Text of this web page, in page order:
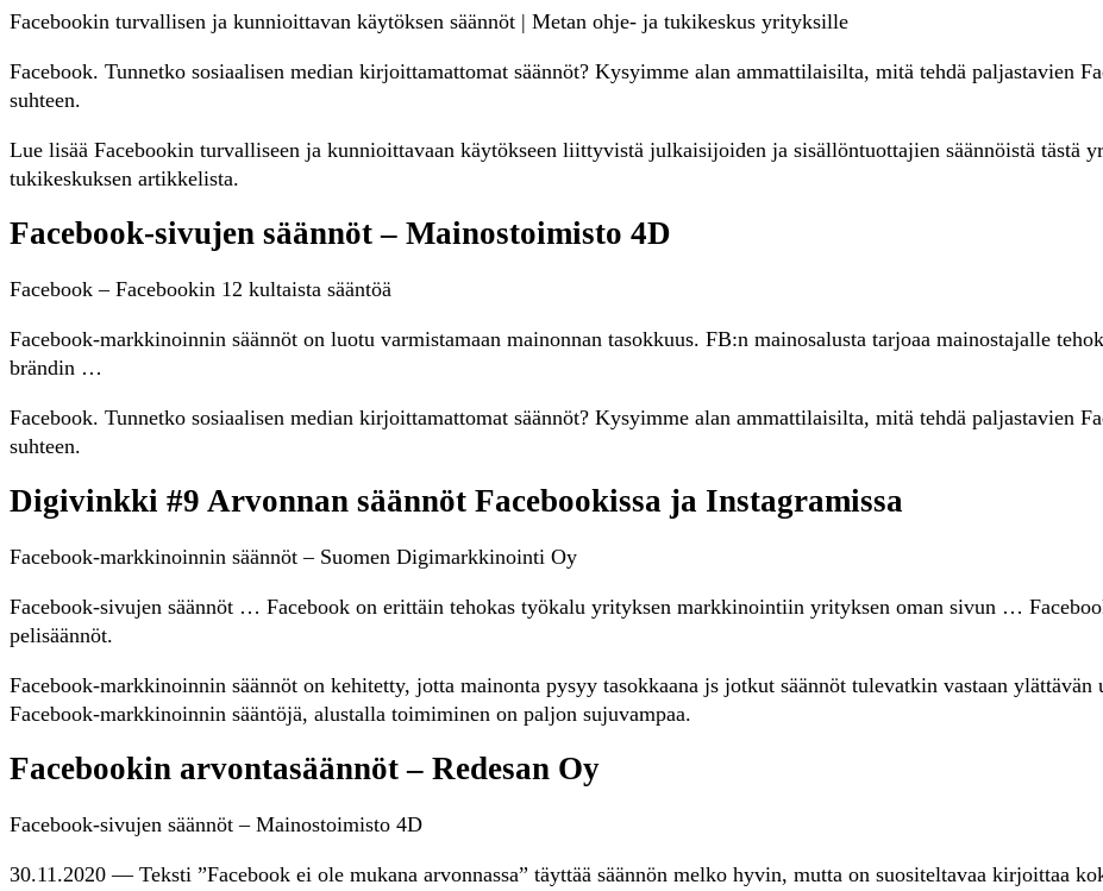
Facebookin turvallisen ja kunnioittavan käytöksen säännöt | Metan ohje- ja tukikeskus yrityksille
Facebook. Tunnetko sosiaalisen median kirjoittamattomat säännöt? Kysyimme alan ammattilaisilta, mitä tehdä paljastavien
suhteen.
Lue lisää Facebookin turvalliseen ja kunnioittavaan käytökseen liittyvistä julkaisijoiden ja sisällöntuottajien säännöistä tästä
tukikeskuksen artikkelista.
Facebook-sivujen säännöt – Mainostoimisto 4D
Facebook – Facebookin 12 kultaista sääntöä
Facebook-markkinoinnin säännöt on luotu varmistamaan mainonnan tasokkuus. FB:n mainosalusta tarjoaa mainostajalle
brändin …
Facebook. Tunnetko sosiaalisen median kirjoittamattomat säännöt? Kysyimme alan ammattilaisilta, mitä tehdä paljastavien
suhteen.
Digivinkki #9 Arvonnan säännöt Facebookissa ja Instagramissa
Facebook-markkinoinnin säännöt – Suomen Digimarkkinointi Oy
Facebook-sivujen säännöt … Facebook on erittäin tehokas työkalu yrityksen markkinointiin yrityksen oman sivun …
pelisäännöt.
Facebook-markkinoinnin säännöt on kehitetty, jotta mainonta pysyy tasokkaana js jotkut säännöt tulevatkin vastaan ylättävän
Facebook-markkinoinnin sääntöjä, alustalla toimiminen on paljon sujuvampaa.
Facebookin arvontasäännöt – Redesan Oy
Facebook-sivujen säännöt – Mainostoimisto 4D
30.11.2020 — Teksti ”Facebook ei ole mukana arvonnassa” täyttää säännön melko hyvin, mutta on suositeltavaa kirjoittaa